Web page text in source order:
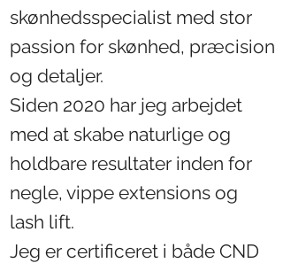
skønhedsspecialist med stor
passion for skønhed, præcision
og detaljer.
Siden 2020 har jeg arbejdet
med at skabe naturlige og
holdbare resultater inden for
negle, vippe extensions og
lash lift.
Jeg er certificeret i både CND